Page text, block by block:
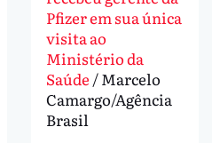
Pfizer em sua única
visita ao
Ministério da
Saúde / Marcelo
Camargo/Agência
Brasil